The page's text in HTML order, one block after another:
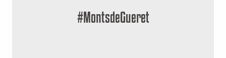
#MontsdeGueret